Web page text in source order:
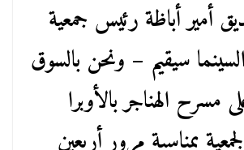
أمير أباظة رئيس جمعية
سيقيم – ونحن بالسوق
مسرح الهناجر بالأوبرا